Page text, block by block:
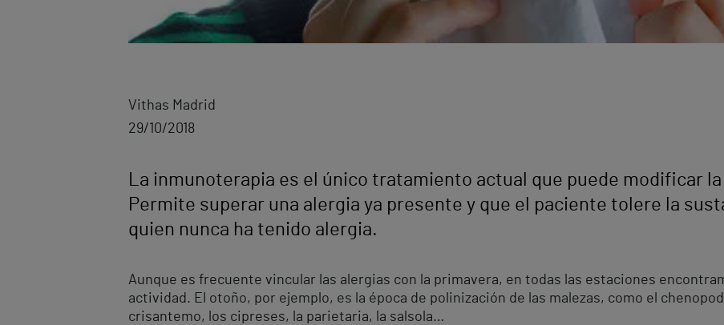
Vithas Madrid
29/10/2018
La inmunoterapia es el único tratamiento actual que puede modificar
Permite superar una alergia ya presente y que el paciente tolere la
quien nunca ha tenido alergia.
Aunque es frecuente vincular las alergias con la primavera, en todas las estaciones
actividad. El otoño, por ejemplo, es la época de polinización de las malezas, como el
crisantemo, los cipreses, la parietaria, la salsola…